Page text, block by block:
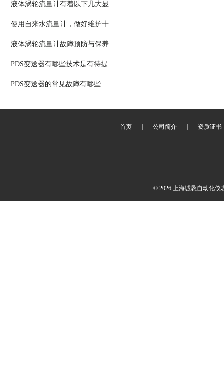
液体涡轮流量计有着以下几大显著特点
使用自来水流量计，做好维护十分重要
液体涡轮流量计故障预防与保养措施详解
PDS变送器有哪些技术是有待提高的，你知道吗？
PDS变送器的常见故障有哪些
首页 公司简介 资质证书
© 2026 上海诚恳自动化仪